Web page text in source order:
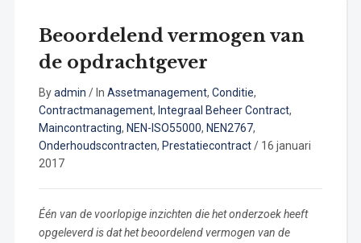
Beoordelend vermogen van
de opdrachtgever
Byadmin /In Assetmanagement, Conditie,
Contractmanagement, Integraal Beheer Contract,
Maincontracting, NEN-ISO55000, NEN2767,
Onderhoudscontracten, Prestatiecontract/ 16 januari
2017
Één van de voorlopige inzichten die het onderzoek heeft
opgeleverd is dat het beoordelend vermogen van de